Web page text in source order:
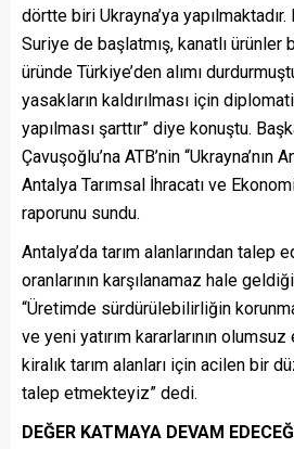
dörtte biri Ukrayna’ya
Suriye de başlatmış, kanatlı
üründe Türkiye’den alımı
yasakların kaldırılması için
yapılması şarttır” diye konuştu.
Çavuşoğlu’na ATB’nin “Ukrayna’nın
Antalya Tarımsal İhracatı ve
raporunu sundu.
Antalya’da tarım alanlarından talep
oranlarının karşılanamaz hale
“Üretimde sürdürülebilirliğin
ve yeni yatırım kararlarının
kiralık tarım alanları için acilen bir
talep etmekteyiz” dedi.
DEĞER KATMAYA DEVAM